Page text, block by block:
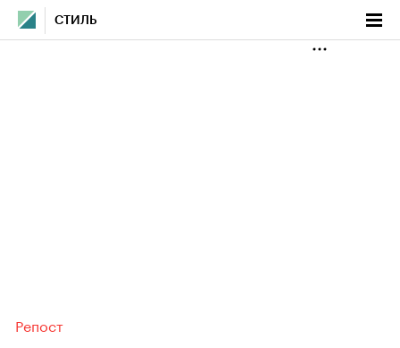
СТИЛЬ
Репост